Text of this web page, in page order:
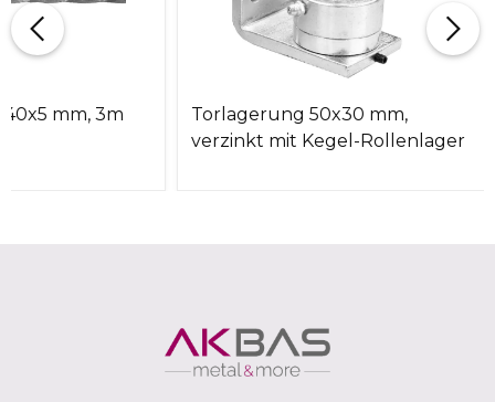
mm, 3m
Torlagerung 50x30 mm,
verzinkt mit Kegel-Rollenlager